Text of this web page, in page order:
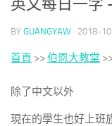
英文每日一字
BY GUANGYAW · 2018-
首頁 >>伯恩大教堂
除了中文以外
現在的學生也好上班